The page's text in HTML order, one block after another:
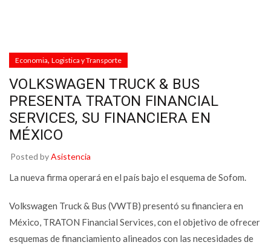
Economia, Logistica y Transporte
VOLKSWAGEN TRUCK & BUS
PRESENTA TRATON FINANCIAL
SERVICES, SU FINANCIERA EN
MÉXICO
Posted byAsistencia
La nueva firma operará en el país bajo el esquema de Sofom.
Volkswagen Truck & Bus (VWTB) presentó su financiera en
México, TRATON Financial Services, con el objetivo de ofrecer
esquemas de financiamiento alineados con las necesidades de